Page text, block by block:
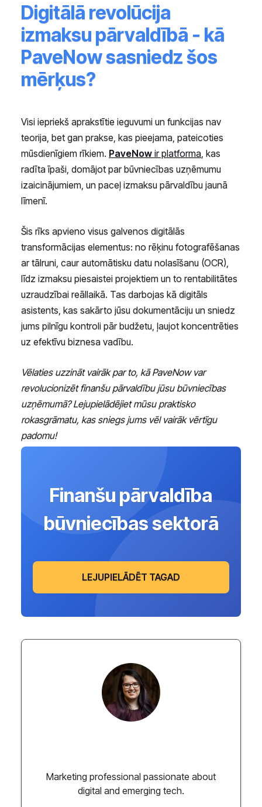
Digitālā revolūcija
izmaksu pārvaldībā - kā
PaveNow sasniedz šos
mērķus?
Visi iepriekš aprakstītie ieguvumi un funkcijas nav
teorija, bet gan prakse, kas pieejama, pateicoties
mūsdienīgiem rīkiem. PaveNow ir platforma , kas
radīta īpaši, domājot par būvniecības uzņēmumu
izaicinājumiem, un paceļ izmaksu pārvaldību jaunā
līmenī.
Šis rīks apvieno visus galvenos digitālās
transformācijas elementus: no rēķinu fotografēšanas
ar tālruni, caur automātisku datu nolasīšanu (OCR),
līdz izmaksu piesaistei projektiem un to rentabilitātes
uzraudzībai reāllaikā. Tas darbojas kā digitāls
asistents, kas sakārto jūsu dokumentāciju un sniedz
jums pilnīgu kontroli pār budžetu, ļaujot koncentrēties
uz efektīvu biznesa vadību.
Vēlaties uzzināt vairāk par to, kā PaveNow var
revolucionizēt finanšu pārvaldību jūsu būvniecības
uzņēmumā? Lejupielādējiet mūsu praktisko
rokasgrāmatu, kas sniegs jums vēl vairāk vērtīgu
padomu!
Finanšu pārvaldība
būvniecības sektorā
LEJUPIELĀDĒT TAGAD
Marketing professional passionate about
digital and emerging tech.